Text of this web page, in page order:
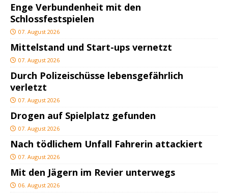
Enge Verbundenheit mit den
Schlossfestspielen
07. August 2026
Mittelstand und Start-ups vernetzt
07. August 2026
Durch Polizeischüsse lebensgefährlich
verletzt
07. August 2026
Drogen auf Spielplatz gefunden
07. August 2026
Nach tödlichem Unfall Fahrerin attackiert
07. August 2026
Mit den Jägern im Revier unterwegs
06. August 2026